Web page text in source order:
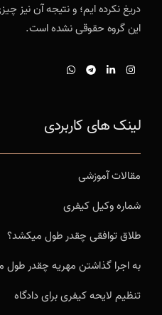
دریغ نکرده ایم؛ و نتیجه آن نیز
این گروه حقوقی نشده است.
لینک های کاربردی
مقالات آموزشی
شماره وکیل کیفری
طلاق توافقی چقدر طول میکشد؟
به اجرا گذاشتن مهریه چقدر
تنظیم لایحه کیفری برای دادگاه